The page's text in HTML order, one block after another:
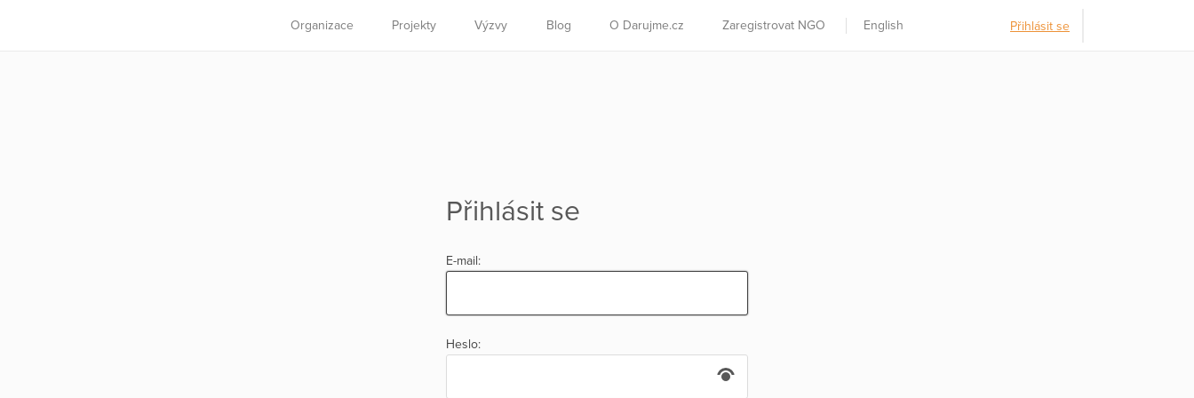
Organizace Projekty Výzvy Blog O Darujme.cz Zaregistrovat NGO English Přihlásit se
Přihlásit se
E-mail:
Heslo: